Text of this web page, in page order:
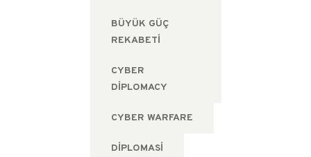
BÜYÜK GÜÇ
REKABETI
CYBER
DIPLOMACY
CYBER WARFARE
DIPLOMASI